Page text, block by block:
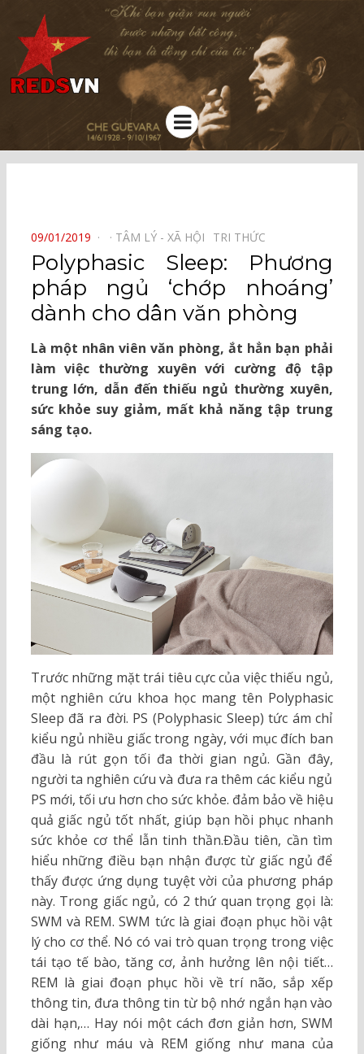
Kênh chia sẻ tri thức cộng đồng
Menu
POSTED
ON
09/01/2019 TÂM LÝ - XÃ HỘI⠀ TRI THỨC⠀
Polyphasic Sleep: Phương
pháp ngủ ‘chớp nhoáng’
dành cho dân văn phòng
Là một nhân viên văn phòng, ắt hẳn bạn phải
làm việc thường xuyên với cường độ tập
trung lớn, dẫn đến thiếu ngủ thường xuyên,
sức khỏe suy giảm, mất khả năng tập trung
sáng tạo.
Trước những mặt trái tiêu cực của việc thiếu ngủ,
một nghiên cứu khoa học mang tên Polyphasic
Sleep đã ra đời. PS (Polyphasic Sleep) tức ám chỉ
kiểu ngủ nhiều giấc trong ngày, với mục đích ban
đầu là rút gọn tối đa thời gian ngủ. Gần đây,
người ta nghiên cứu và đưa ra thêm các kiểu ngủ
PS mới, tối ưu hơn cho sức khỏe. đảm bảo về hiệu
quả giấc ngủ tốt nhất, giúp bạn hồi phục nhanh
sức khỏe cơ thể lẫn tinh thần.Đầu tiên, cần tìm
hiểu những điều bạn nhận được từ giấc ngủ để
thấy được ứng dụng tuyệt vời của phương pháp
này. Trong giấc ngủ, có 2 thứ quan trọng gọi là:
SWM và REM. SWM tức là giai đoạn phục hồi vật
lý cho cơ thể. Nó có vai trò quan trọng trong việc
tái tạo tế bào, tăng cơ, ảnh hưởng lên nội tiết…
REM là giai đoạn phục hồi về trí não, sắp xếp
thông tin, đưa thông tin từ bộ nhớ ngắn hạn vào
dài hạn,… Hay nói một cách đơn giản hơn, SWM
giống như máu và REM giống như mana của